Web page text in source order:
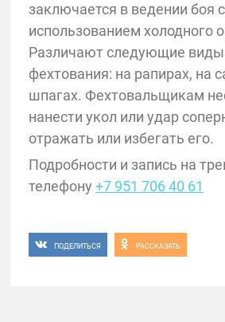
заключается в ведении боя с
использованием холодного
Различают следующие виды
фехтования: на рапирах, на
шпагах. Фехтовальщикам
нанести укол или удар
отражать или избегать его.
Подробности и запись на
телефону +7 951 706 40 61
ПОДЕЛИТЬСЯ РАССКАЗАТЬ